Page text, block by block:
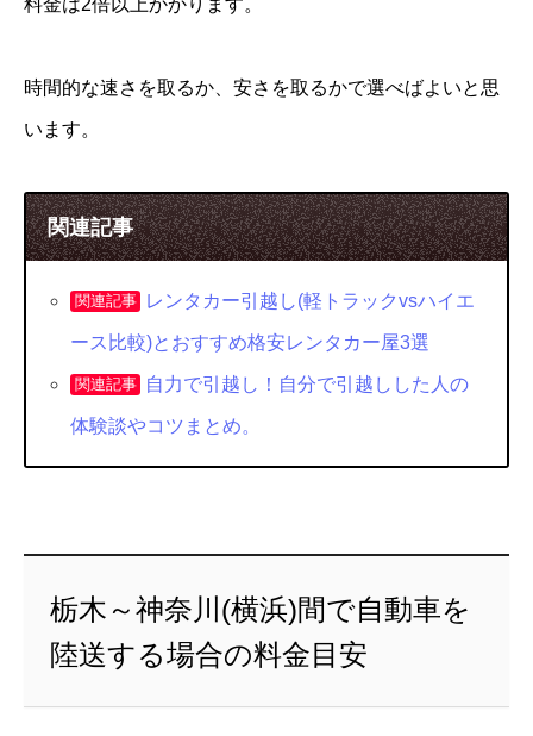
時間的な速さを取るか、安さを取るかで選べばよいと思
います。
関連記事
関連記事 レンタカー引越し(軽トラックvsハイエ
ース比較)とおすすめ格安レンタカー屋3選
関連記事 自力で引越し！自分で引越しした人の
体験談やコツまとめ。
栃木～神奈川(横浜)間で自動車を
陸送する場合の料金目安